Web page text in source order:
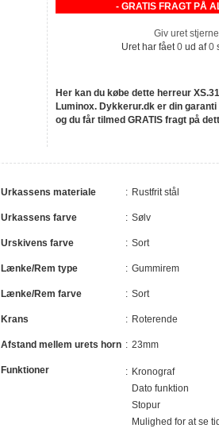
- GRATIS FRAGT PÅ
Giv uret
Uret har fået0 ud af0
Her kan du købe dette herreur
Luminox. Dykkerur.dk er din
og du får tilmed GRATIS fragt på
Urkassens materiale Rustfrit stål
Urkassens farve Sølv
Urskivens farve Sort
Lænke/Rem type Gummirem
Lænke/Rem farve Sort
Krans Roterende
Afstand mellem urets horn 23mm
Funktioner
Kronograf
Dato funktion
Stopur
Mulighed for at se